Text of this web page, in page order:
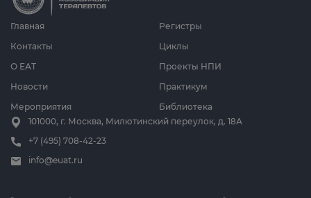
Главная
О ЕАТ
Новости
Мероприятия
Циклы
Проекты НПИ
Практикум
Библиотека
Регистры
Контакты
101000, г. Москва, Милютинский переулок, д. 18А
+7 (495) 708-42-23
info@euat.ru